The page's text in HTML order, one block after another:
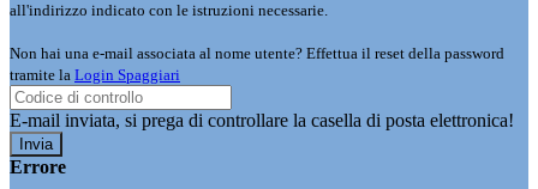
all'indirizzo indicato con le istruzioni necessarie.
Non hai una e-mail associata al nome utente? Effettua il reset della password
tramite la Login Spaggiari
E-mail inviata, si prega di controllare la casella di posta elettronica!
Errore